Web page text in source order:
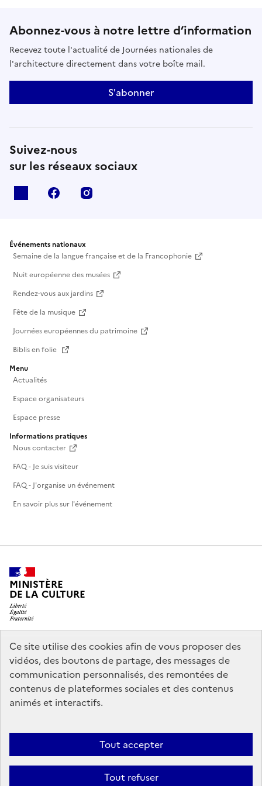
Ce site utilise des cookies afin de vous proposer des
vidéos, des boutons de partage, des messages de
communication personnalisés, des remontées de
contenus de plateformes sociales et des contenus
animés et interactifs.
Tout accepter
Tout refuser
Abonnez-vous à notre lettre d’information
Recevez toute l'actualité de Journées nationales de
l'architecture directement dans votre boîte mail.
S'abonner
Suivez-nous
sur les réseaux sociaux
facebook
Événements nationaux
Semaine de la langue française et de la Francophonie
Nuit européenne des musées
Rendez-vous aux jardins
Fête de la musique
Journées européennes du patrimoine
Biblis en folie
Menu
Actualités
Espace organisateurs
Espace presse
Informations pratiques
Nous contacter
FAQ - Je suis visiteur
FAQ - J'organise un événement
En savoir plus sur l'événement
MINISTÈRE
DE LA CULTURE
legifrance.gouv.fr
info.gouv.fr
service-public.gouv.fr
data.gouv.fr
Nous contacter Mentions légales
Politique générale de protection
Accessibilité : partiellement conforme
d’utilisation des témoins de connexion (cookies)